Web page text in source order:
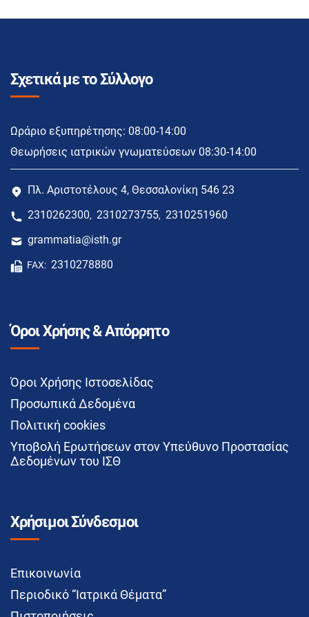
Σχετικά με το Σύλλογο
Ωράριο εξυπηρέτησης: 08:00-14:00
Θεωρήσεις ιατρικών γνωματεύσεων 08:30-14:00
Πλ. Αριστοτέλους 4, Θεσσαλονίκη 546 23
2310262300, 2310273755, 2310251960
grammatia@isth.gr
FAX: 2310278880
Όροι Χρήσης & Απόρρητο
Όροι Χρήσης Ιστοσελίδας
Προσωπικά Δεδομένα
Πολιτική cookies
Υποβολή Ερωτήσεων στον Υπεύθυνο Προστασίας
Δεδομένων του ΙΣΘ
Χρήσιμοι Σύνδεσμοι
Επικοινωνία
Περιοδικό “Ιατρικά Θέματα”